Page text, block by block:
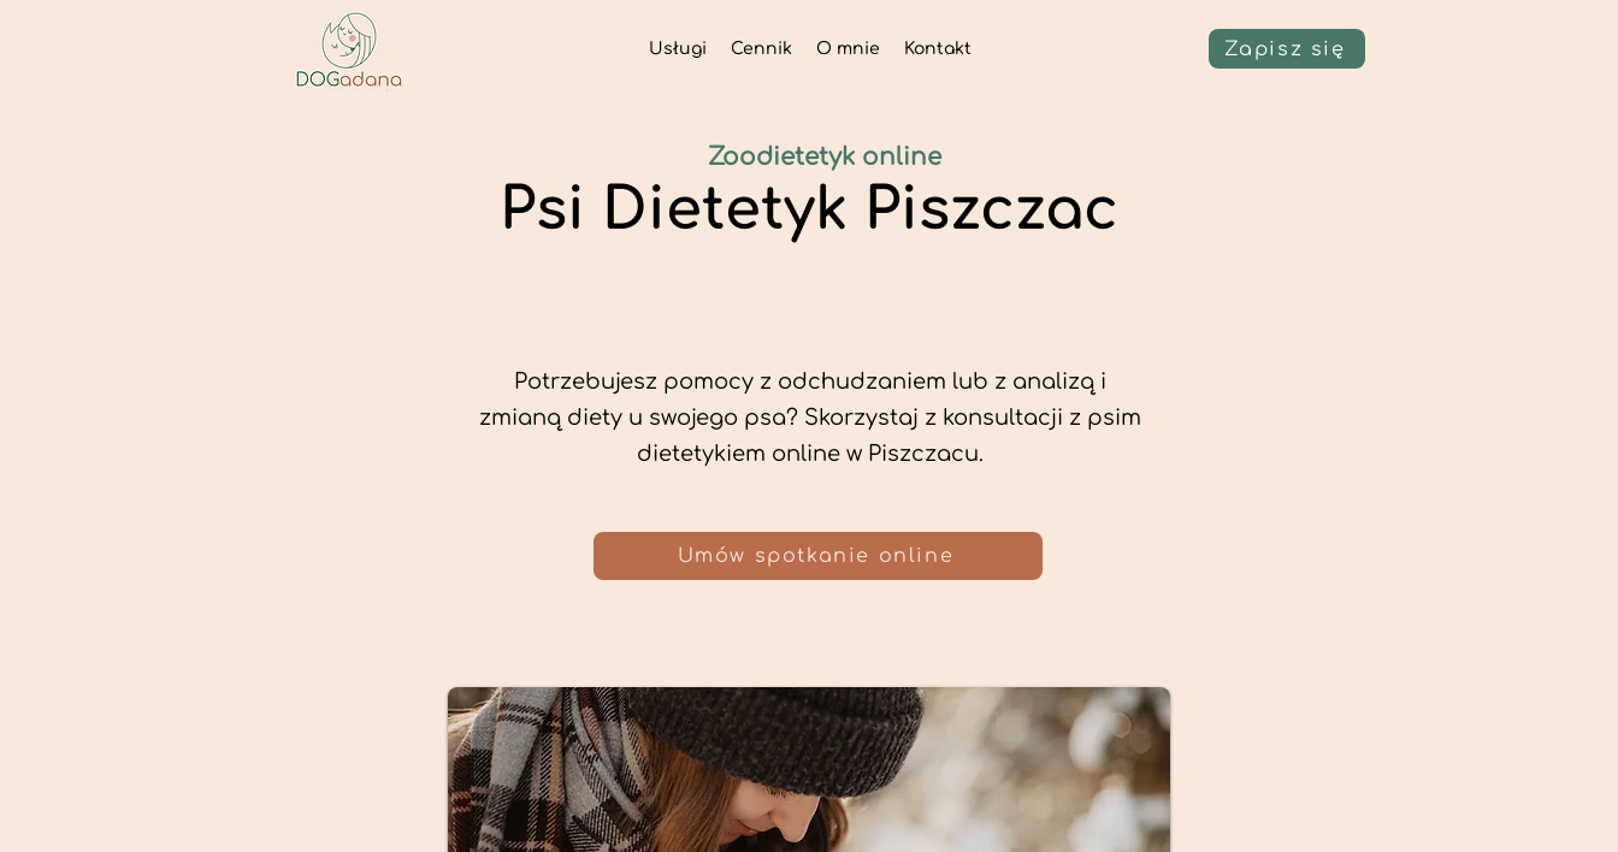
Usługi Cennik O mnie Kontakt Zapisz się
Psi Dietetyk Piszczac
Potrzebujesz pomocy z odchudzaniem lub z analizą i
zmianą diety u swojego psa? Skorzystaj z konsultacji z psim
dietetykiem online w Piszczacu.
Zoodietetyk online
Umów spotkanie online